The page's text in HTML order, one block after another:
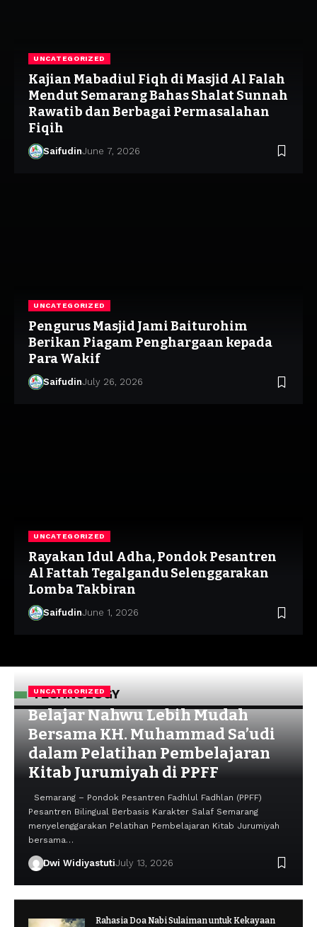
UNCATEGORIZED
Kajian Mabadiul Fiqh di Masjid Al Falah
Mendut Semarang Bahas Shalat Sunnah
Rawatib dan Berbagai Permasalahan
Fiqih
SaifudinJune 7, 2026
UNCATEGORIZED
Pengurus Masjid Jami Baiturohim
Berikan Piagam Penghargaan kepada
Para Wakif
SaifudinJuly 26, 2026
UNCATEGORIZED
Rayakan Idul Adha, Pondok Pesantren
Al Fattah Tegalgandu Selenggarakan
Lomba Takbiran
SaifudinJune 1, 2026
TECHNOLOGY
UNCATEGORIZED
Belajar Nahwu Lebih Mudah
Bersama KH. Muhammad Sa’udi
dalam Pelatihan Pembelajaran
Kitab Jurumiyah di PPFF
Semarang – Pondok Pesantren Fadhlul Fadhlan (PPFF)
Pesantren Bilingual Berbasis Karakter Salaf Semarang
menyelenggarakan Pelatihan Pembelajaran Kitab Jurumiyah
bersama…
Dwi WidiyastutiJuly 13, 2026
Rahasia Doa Nabi Sulaiman untuk Kekayaan